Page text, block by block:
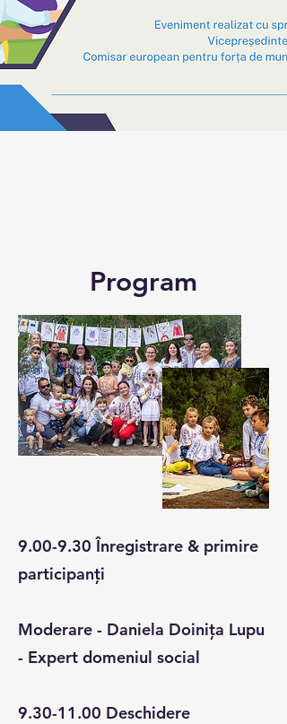
Program
9.00-9.30 Înregistrare & primire
participanți
Moderare - Daniela Doinița Lupu
- Expert domeniul social
9.30-11.00 Deschidere